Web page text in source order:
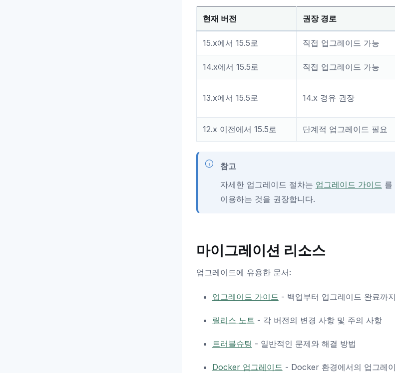
현재 버전 권장 경로
15.x에서 15.5로 직접 업그레이드 가능
14.x에서 15.5로 직접 업그레이드 가능
13.x에서 15.5로 14.x 경유 권장
12.x 이전에서 15.5로 단계적 업그레이드 필요
참고
자세한 업그레이드 절차는 업그레이드 가이드 를
이용하는 것을 권장합니다.
마이그레이션 리소스
업그레이드에 유용한 문서:
업그레이드 가이드 - 백업부터 업그레이드 완료까
릴리스 노트 - 각 버전의 변경 사항 및 주의 사항
트러블슈팅 - 일반적인 문제와 해결 방법
Docker 업그레이드 - Docker 환경에서의 업그레